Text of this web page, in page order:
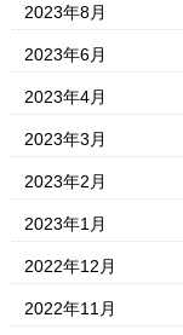
2023年8月
2023年6月
2023年4月
2023年3月
2023年2月
2023年1月
2022年12月
2022年11月